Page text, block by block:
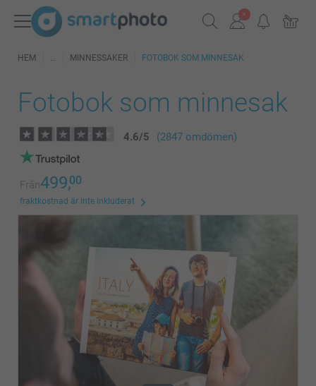
HEM MINNESSAKER FOTOBOK SOM MINNESAK
Fotobok som minnesak
4.6/5 (2847 omdömen)
Från499,00
fraktkostnad är inte inkluderat